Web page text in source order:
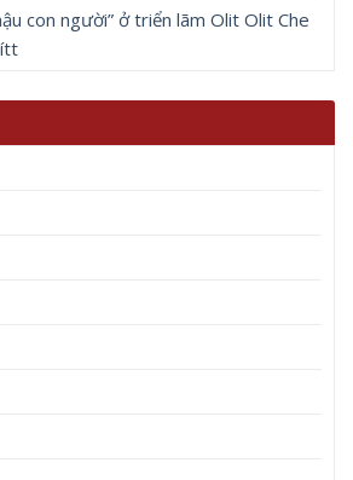
con người” ở triển lãm Olit Olit Che